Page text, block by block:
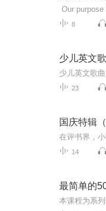
8
少儿英文
少儿英文歌
23
国庆特辑
14
最简单的